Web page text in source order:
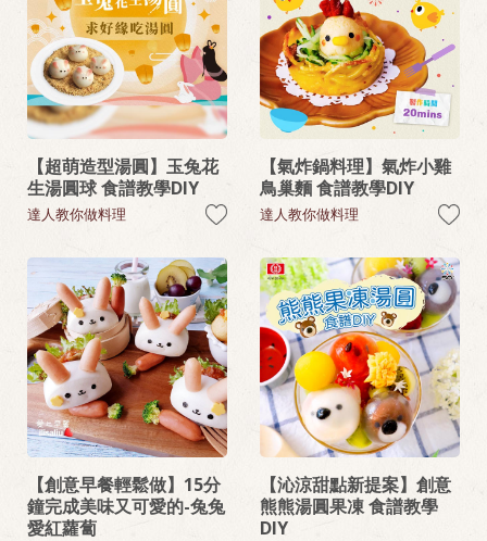
【超萌造型湯圓】玉兔花
生湯圓球 食譜教學DIY
達人教你做料理
【氣炸鍋料理】氣炸小雞
鳥巢麵 食譜教學DIY
達人教你做料理
【創意早餐輕鬆做】15分
鐘完成美味又可愛的-兔兔
愛紅蘿蔔
【沁涼甜點新提案】創意
熊熊湯圓果凍 食譜教學
DIY